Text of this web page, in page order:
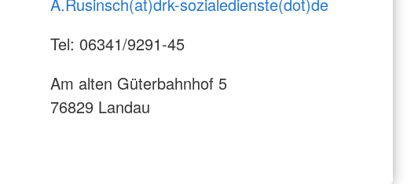
A.Rusinsch(at)drk-sozialedienste(dot)de
Tel: 06341/9291-45
Am alten Güterbahnhof 5
76829 Landau